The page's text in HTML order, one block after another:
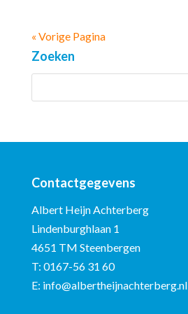
« Vorige Pagina
Zoeken
Contactgegevens
Albert Heijn Achterberg
Lindenburghlaan 1
4651 TM Steenbergen
T: 0167-56 31 60
E: info@albertheijnachterberg.nl